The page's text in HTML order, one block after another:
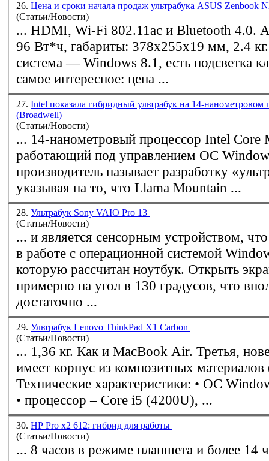
26. Цена и сроки начала продаж ультрабука ASUS Zenbook
(Статьи/Новости)
... HDMI, Wi-Fi 802.11ac и Bluetooth 4.0. Аккумулятор —
96 Вт*ч, габариты: 378x255x19 мм, 2.4 кг.
система —Windows 8.1, есть подсветка
самое интересное: цена ...
27. Intel показала гибридный ультрабук на 14-нанометровом
(Broadwell)
(Статьи/Новости)
... 14-нанометровый процессор Intel Core
работающий под управлением ОС
производитель называет разработку
указывая на то, что Llama Mountain ...
28. Ультрабук Sony VAIO Pro 13
(Статьи/Новости)
... и является сенсорным устройством,
в работе с операционной системой
которую рассчитан ноутбук. Открыть экран можно
примерно на угол в 130 градусов, что
достаточно ...
29. Ультрабук Lenovo ThinkPad X1 Carbon
(Статьи/Новости)
... 1,36 кг. Как и MacBook Air. Третья,
имеет корпус из композитных
Технические характеристики: • ОС
• процессор – Core i5 (4200U), ...
30. HP Pro x2 612: гибрид для работы
(Статьи/Новости)
... 8 часов в режиме планшета и более 14